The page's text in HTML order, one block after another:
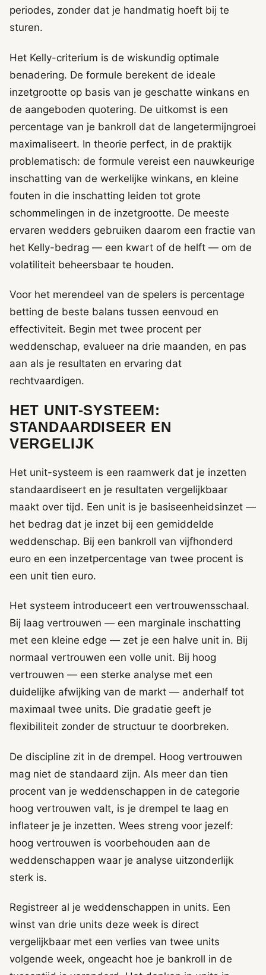
periodes, zonder dat je handmatig hoeft bij te
sturen.
Het Kelly-criterium is de wiskundig optimale
benadering. De formule berekent de ideale
inzetgrootte op basis van je geschatte winkans en
de aangeboden quotering. De uitkomst is een
percentage van je bankroll dat de langetermijngroei
maximaliseert. In theorie perfect, in de praktijk
problematisch: de formule vereist een nauwkeurige
inschatting van de werkelijke winkans, en kleine
fouten in die inschatting leiden tot grote
schommelingen in de inzetgrootte. De meeste
ervaren wedders gebruiken daarom een fractie van
het Kelly-bedrag — een kwart of de helft — om de
volatiliteit beheersbaar te houden.
Voor het merendeel van de spelers is percentage
betting de beste balans tussen eenvoud en
effectiviteit. Begin met twee procent per
weddenschap, evalueer na drie maanden, en pas
aan als je resultaten en ervaring dat
rechtvaardigen.
HET UNIT-SYSTEEM:
STANDAARDISEER EN
VERGELIJK
Het unit-systeem is een raamwerk dat je inzetten
standaardiseert en je resultaten vergelijkbaar
maakt over tijd. Een unit is je basiseenheidsinzet —
het bedrag dat je inzet bij een gemiddelde
weddenschap. Bij een bankroll van vijfhonderd
euro en een inzetpercentage van twee procent is
een unit tien euro.
Het systeem introduceert een vertrouwensschaal.
Bij laag vertrouwen — een marginale inschatting
met een kleine edge — zet je een halve unit in. Bij
normaal vertrouwen een volle unit. Bij hoog
vertrouwen — een sterke analyse met een
duidelijke afwijking van de markt — anderhalf tot
maximaal twee units. Die gradatie geeft je
flexibiliteit zonder de structuur te doorbreken.
De discipline zit in de drempel. Hoog vertrouwen
mag niet de standaard zijn. Als meer dan tien
procent van je weddenschappen in de categorie
hoog vertrouwen valt, is je drempel te laag en
inflateer je je inzetten. Wees streng voor jezelf:
hoog vertrouwen is voorbehouden aan de
weddenschappen waar je analyse uitzonderlijk
sterk is.
Registreer al je weddenschappen in units. Een
winst van drie units deze week is direct
vergelijkbaar met een verlies van twee units
volgende week, ongeacht hoe je bankroll in de